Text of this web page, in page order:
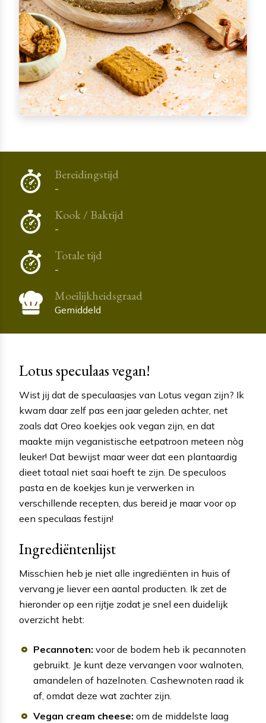
Bereidingstijd
-
Kook / Baktijd
-
Totale tijd
-
Moeilijkheidsgraad
Gemiddeld
Lotus speculaas vegan!
Wist jij dat de speculaasjes van Lotus vegan zijn? Ik
kwam daar zelf pas een jaar geleden achter, net
zoals dat Oreo koekjes ook vegan zijn, en dat
maakte mijn veganistische eetpatroon meteen nòg
leuker! Dat bewijst maar weer dat een plantaardig
dieet totaal niet saai hoeft te zijn. De speculoos
pasta en de koekjes kun je verwerken in
verschillende recepten, dus bereid je maar voor op
een speculaas festijn!
Ingrediëntenlijst
Misschien heb je niet alle ingrediënten in huis of
vervang je liever een aantal producten. Ik zet de
hieronder op een rijtje zodat je snel een duidelijk
overzicht hebt:
Pecannoten: voor de bodem heb ik pecannoten
gebruikt. Je kunt deze vervangen voor walnoten,
amandelen of hazelnoten. Cashewnoten raad ik
af, omdat deze wat zachter zijn.
Vegan cream cheese: om de middelste laag